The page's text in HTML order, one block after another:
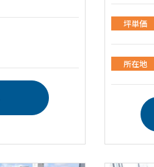
坪単価
所在地